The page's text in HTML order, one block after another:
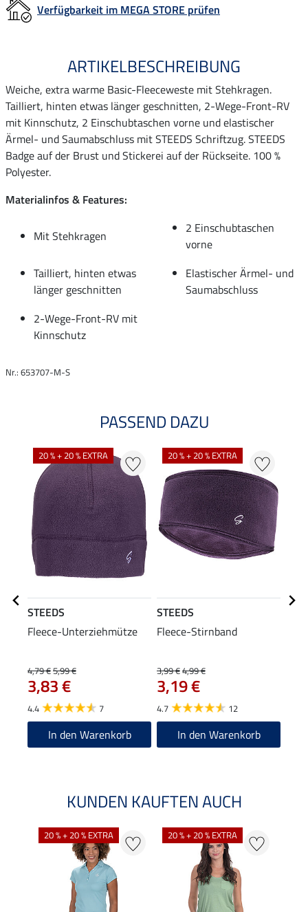
Verfügbarkeit im MEGA STORE prüfen
ARTIKELBESCHREIBUNG
Weiche, extra warme Basic-Fleeceweste mit Stehkragen.
Tailliert, hinten etwas länger geschnitten, 2-Wege-Front-RV
mit Kinnschutz, 2 Einschubtaschen vorne und elastischer
Ärmel- und Saumabschluss mit STEEDS Schriftzug. STEEDS
Badge auf der Brust und Stickerei auf der Rückseite. 100 %
Polyester.
Materialinfos & Features:
Mit Stehkragen
2 Einschubtaschen
vorne
Tailliert, hinten etwas
länger geschnitten
Elastischer Ärmel- und
Saumabschluss
2-Wege-Front-RV mit
Kinnschutz
Nr.: 653707-M-S
PASSEND DAZU
20 % + 20 % EXTRA
STEEDS
Fleece-Unterziehmütze
4,79 €5,99 €
3,83 €
4.4 7
In den Warenkorb
20 % + 20 % EXTRA
STEEDS
Fleece-Stirnband
3,99 €4,99 €
3,19 €
4.7 12
In den Warenkorb
KUNDEN KAUFTEN AUCH
20 % + 20 % EXTRA 20 % + 20 % EXTRA